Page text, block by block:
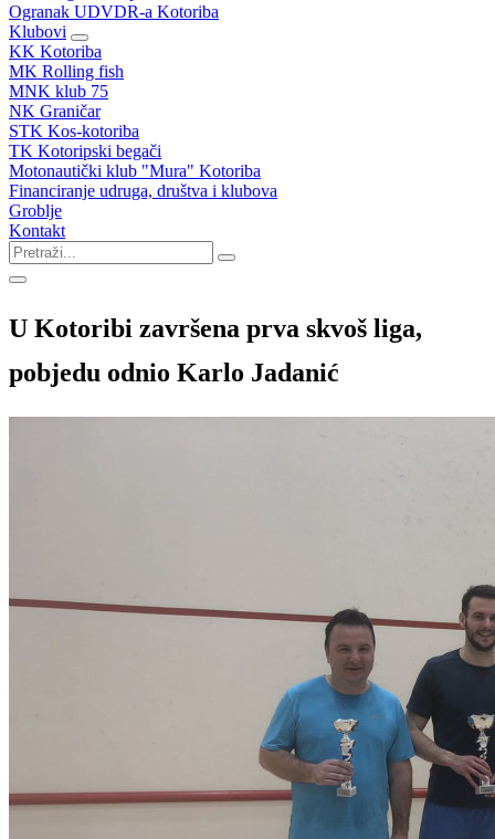
Ogranak UDVDR-a Kotoriba
Klubovi
KK Kotoriba
MK Rolling fish
MNK klub 75
NK Graničar
STK Kos-kotoriba
TK Kotoripski begači
Motonautički klub "Mura" Kotoriba
Financiranje udruga, društva i klubova
Groblje
Kontakt
U Kotoribi završena prva skvoš liga,
pobjedu odnio Karlo Jadanić